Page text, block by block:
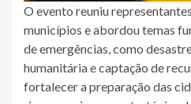
O evento reuniu
municípios e abordou temas
de emergências, como
humanitária e captação de
fortalecer a preparação das